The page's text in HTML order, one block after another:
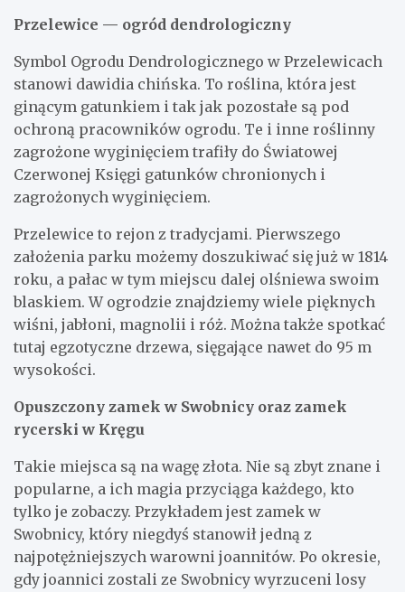
Przelewice — ogród dendrologiczny
Symbol Ogrodu Dendrologicznego w Przelewicach
stanowi dawidia chińska. To roślina, która jest
ginącym gatunkiem i tak jak pozostałe są pod
ochroną pracowników ogrodu. Te i inne roślinny
zagrożone wyginięciem trafiły do Światowej
Czerwonej Księgi gatunków chronionych i
zagrożonych wyginięciem.
Przelewice to rejon z tradycjami. Pierwszego
założenia parku możemy doszukiwać się już w 1814
roku, a pałac w tym miejscu dalej olśniewa swoim
blaskiem. W ogrodzie znajdziemy wiele pięknych
wiśni, jabłoni, magnolii i róż. Można także spotkać
tutaj egzotyczne drzewa, sięgające nawet do 95 m
wysokości.
Opuszczony zamek w Swobnicy oraz zamek
rycerski w Kręgu
Takie miejsca są na wagę złota. Nie są zbyt znane i
popularne, a ich magia przyciąga każdego, kto
tylko je zobaczy. Przykładem jest zamek w
Swobnicy, który niegdyś stanowił jedną z
najpotężniejszych warowni joannitów. Po okresie,
gdy joannici zostali ze Swobnicy wyrzuceni losy